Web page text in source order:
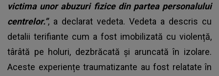
victima unor abuzuri fizice din partea personalului
centrelor.”, a declarat vedeta. Vedeta a descris cu
detalii terifiante cum a fost imobilizată cu violență,
târâtă pe holuri, dezbrăcată și aruncată în izolare.
Aceste experiențe traumatizante au fost relatate în